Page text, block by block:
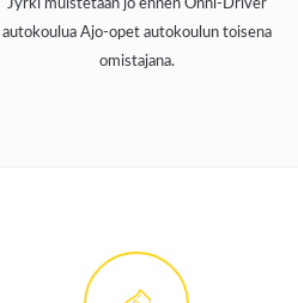
Jyrki muistetaan jo ennen Onni-Driver
autokoulua Ajo-opet autokoulun toisena
omistajana.